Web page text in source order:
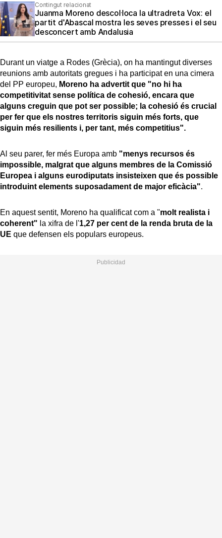
Contingut relacionat
Juanma Moreno descol·loca la ultradreta Vox: el
partit d'Abascal mostra les seves presses i el seu
desconcert amb Andalusia
Durant un viatge a Rodes (Grècia), on ha mantingut diverses
reunions amb autoritats gregues i ha participat en una cimera
del PP europeu, Moreno ha advertit que "no hi ha
competitivitat sense política de cohesió, encara que
alguns creguin que pot ser possible; la cohesió és crucial
per fer que els nostres territoris siguin més forts, que
siguin més resilients i, per tant, més competitius".
Al seu parer, fer més Europa amb "menys recursos és
impossible, malgrat que alguns membres de la Comissió
Europea i alguns eurodiputats insisteixen que és possible
introduint elements suposadament de major eficàcia".
En aquest sentit, Moreno ha qualificat com a "molt realista i
coherent" la xifra de l'1,27 per cent de la renda bruta de la
UE que defensen els populars europeus.